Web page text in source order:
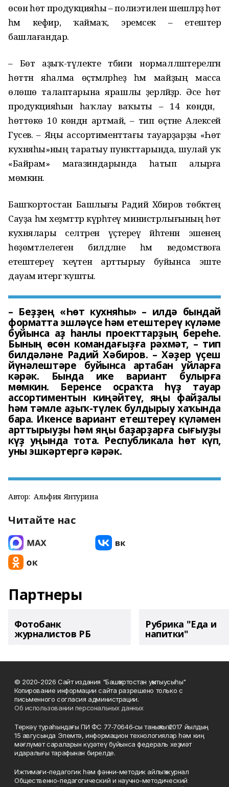
өсөн һөт продукцияһы – полиэтилен шешәләрҙә һөт
һәм кефир, ҡаймаҡ, эремсек – етештерә
башлағандар.
– Бөтә аҙыҡ-түлекте тәбиғи нормалләштерелгән
һөттән яһалма өҫтәмәләрһеҙ һәм майҙың масса
өлөшө талаптарына ярашлы әҙерләйҙәр. Әсе һөт
продукцияһын һаҡлау ваҡыты – 14 көндән, ә
һөттөкө 10 көндән артмай, – тип өҫтәне Алексей
Гусев. – Яңы ассортименттағы тауарҙарҙы «Һөт
кухняһы»ның таратыу пункттарында, шулай уҡ
«Байрам» магазиндарында һатып алырға
мөмкин.
Башҡортостан Башлығы Радий Хәбиров төбәктең
Сауҙа һәм хеҙмәттәр күрһәтеү министрлығының һөт
кухнялары селтәрен үҫтереү йәһәтенән эшенең
һөҙөмтәлелеген билдәләне һәм ведомствоға
етештереү ҡеүәтен арттырыу буйынса эште
дауам итергә ҡушты.
– Беҙҙең «Һөт кухняһы» – илдә бындай
форматта эшләүсе һәм етештереү күләме
буйынса аҙ һанлы проекттарҙың береһе.
Бының өсөн командағыҙға рәхмәт, – тип
билдәләне Радий Хәбиров. – Хәҙер үҫеш
йүнәлештәре буйынса артабан уйларға
кәрәк. Бында ике вариант булырға
мөмкин. Беренсе осраҡта һүҙ тауар
ассортиментын киңәйтеү, яңы файҙалы
һәм тәмле аҙыҡ-түлек булдырыу хаҡында
бара. Икенсе вариант етештереү күләмен
арттырыуҙы һәм яңы баҙарҙарға сығыуҙы
күҙ уңында тота. Республикала һөт күп,
уны эшкәртергә кәрәк.
Автор: Альфия Янтурина
Читайте нас
Партнеры
Фотобанк
журналистов РБ
Рубрика "Еда и
напитки"
© 2020-2026 Сайт издания "Башҡортостан уҡытыусыһы"
Копирование информации сайта разрешено только с
письменного согласия администрации.
Об использовании персональных данных
Теркәү тураһындағы ПИ ФС 77‑70646‑сы таныҡлыҡ 2017 йылдың
15 авгусында Элемтә, информацион технологиялар һәм киң
мәғлүмәт сараларын күҙәтеү буйынса федераль хеҙмәт
идаралығы тарафынан бирелде.
Ижтимағи-педагогик һәм фәнни-методик айлыҡ журнал
Общественно-педагогический и научно-методический